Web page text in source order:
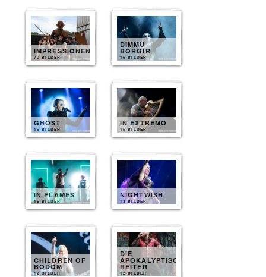
IMPRESSIONEN
70 BILDER
DIMMU
BORGIR
15 BILDER
GHOST
15 BILDER
IN EXTREMO
15 BILDER
IN FLAMES
15 BILDER
NIGHTWISH
13 BILDER
CHILDREN OF
BODOM
12 BILDER
DIE
APOKALYPTISCHEN
REITER
12 BILDER